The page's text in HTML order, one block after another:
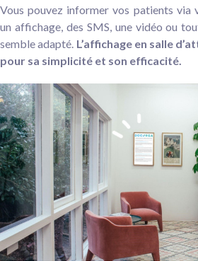
Vous pouvez informer vos patients via
un affichage, des SMS, une vidéo ou
semble adapté. L’affichage en salle
pour sa simplicité et son efficacité.